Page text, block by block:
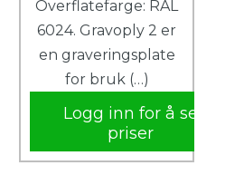
Overflatefarge: RAL
6024. Gravoply 2 er
en graveringsplate
for bruk (…)
Logg inn for å se
priser